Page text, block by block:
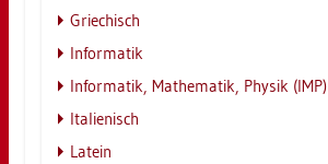
Grie­chisch
In­for­ma­tik
In­for­ma­tik, Ma­the­ma­tik, Phy­sik (IMP)
Ita­lie­nisch
La­tein